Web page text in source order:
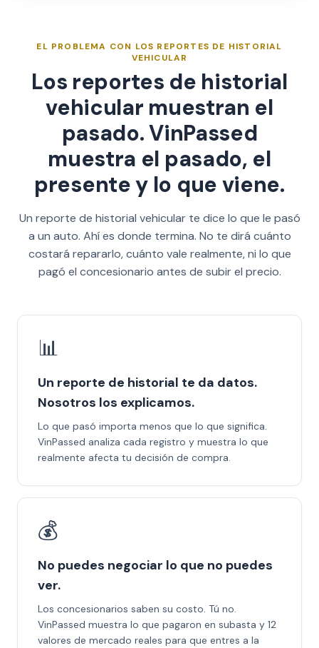
EL PROBLEMA CON LOS REPORTES DE HISTORIAL
VEHICULAR
Los reportes de historial
vehicular muestran el
pasado. VinPassed
muestra el pasado, el
presente y lo que viene.
Un reporte de historial vehicular te dice lo que le pasó
a un auto. Ahí es donde termina. No te dirá cuánto
costará repararlo, cuánto vale realmente, ni lo que
pagó el concesionario antes de subir el precio.
📊
Un reporte de historial te da datos.
Nosotros los explicamos.
Lo que pasó importa menos que lo que significa.
VinPassed analiza cada registro y muestra lo que
realmente afecta tu decisión de compra.
💰
No puedes negociar lo que no puedes
ver.
Los concesionarios saben su costo. Tú no.
VinPassed muestra lo que pagaron en subasta y 12
valores de mercado reales para que entres a la